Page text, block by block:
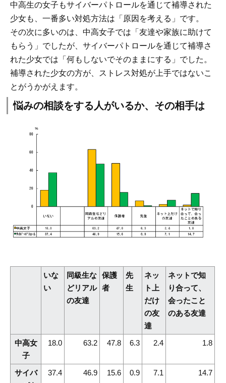
中高生の女子もサイバーパトロールを通じて補導された
少女も、一番多い対処方法は「原因を考える」です。
その次に多いのは、中高女子では「友達や家族に助けて
もらう」でしたが、サイバーパトロールを通じて補導さ
れた少女では「何もしないでそのままにする」でした。
補導された少女の方が、ストレス対処が上手ではないこ
とがうかがえます。
悩みの相談をする人がいるか、その相手は
いな
い
同級生な
どリアル
の友達
保護
者
先
生
ネッ
ト上
だけ
の友
達
ネットで知
り合って、
会ったこと
のある友達
中高女
子
18.0 63.2 47.8 6.3 2.4 1.8
サイバ
37.4 46.9 15.6 0.9 7.1 14.7